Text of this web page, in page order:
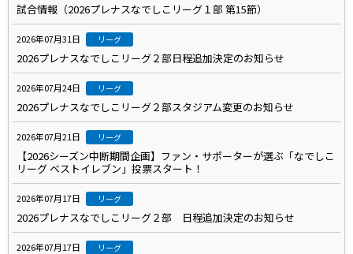
試合情報（2026プレナスなでしこリーグ１部 第15節）
2026年07月31日 リーグ
2026プレナスなでしこリーグ２部日程追加決定のお知らせ
2026年07月24日 リーグ
2026プレナスなでしこリーグ２部スタジアム変更のお知らせ
2026年07月21日 リーグ
【2026シーズン中断期間企画】ファン・サポーターが選ぶ「なでしこ
リーグ ベストイレブン」投票スタート！
2026年07月17日 リーグ
2026プレナスなでしこリーグ２部 日程追加決定のお知らせ
2026年07月17日 リーグ